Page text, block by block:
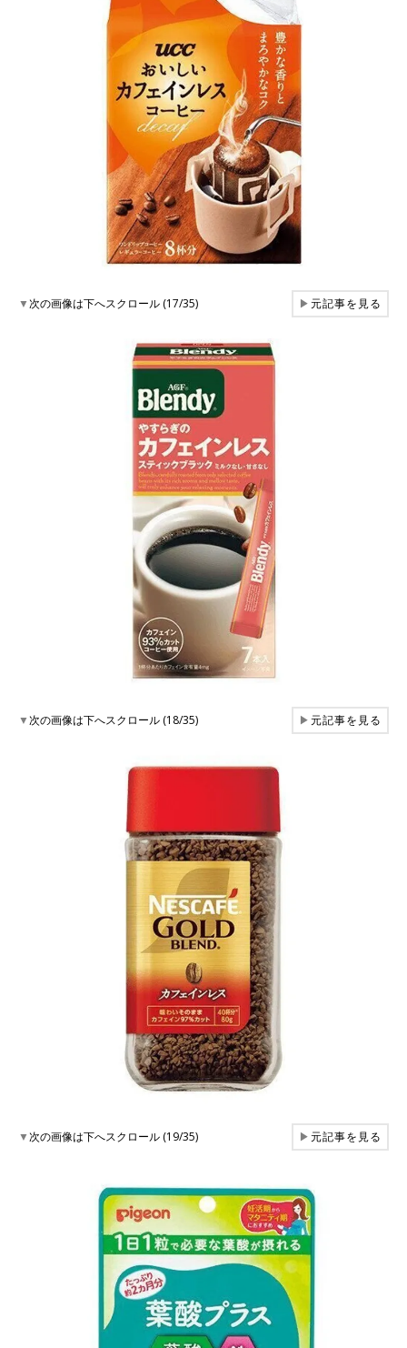
▼次の画像は下へスクロール (17/35) ▶元記事を見る
▼次の画像は下へスクロール (18/35) ▶元記事を見る
▼次の画像は下へスクロール (19/35) ▶元記事を見る